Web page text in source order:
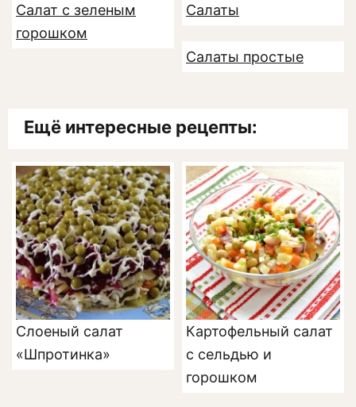
Салат с зеленым
горошком
Салаты
Салаты простые
Ещё интересные рецепты:
Слоеный салат
«Шпротинка»
Картофельный салат
с сельдью и
горошком